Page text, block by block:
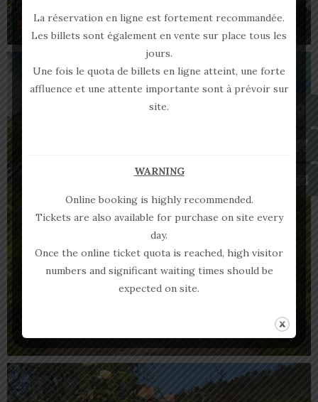
La réservation en ligne est fortement recommandée.
Les billets sont également en vente sur place tous les
jours.
Une fois le quota de billets en ligne atteint, une forte
affluence et une attente importante sont à prévoir sur
site.
WARNING
Online booking is highly recommended.
Tickets are also available for purchase on site every
day.
Once the online ticket quota is reached, high visitor
numbers and significant waiting times should be
expected on site.